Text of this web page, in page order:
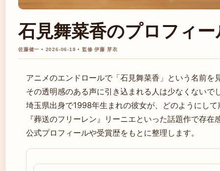
石見舞菜香のプロフィ
佐藤健一 • 2026-06-18 • 監修 伊藤 芽衣
アニメのエンドロールで「石見舞菜香」という名前を
その透明感のある声に引き込まれる人は少なくないで
埼玉県出身で1998年生まれの彼女が、どのようにし
『葬送のフリーレン』リーニエといった話題作で存
公式プロフィールや受賞歴をもとに整理します。